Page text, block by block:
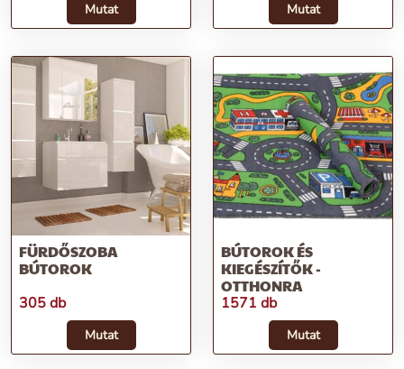
Mutat Mutat
FÜRDŐSZOBA
BÚTOROK
305 db
Mutat
BÚTOROK ÉS
KIEGÉSZÍTŐK -
OTTHONRA
1571 db
Mutat